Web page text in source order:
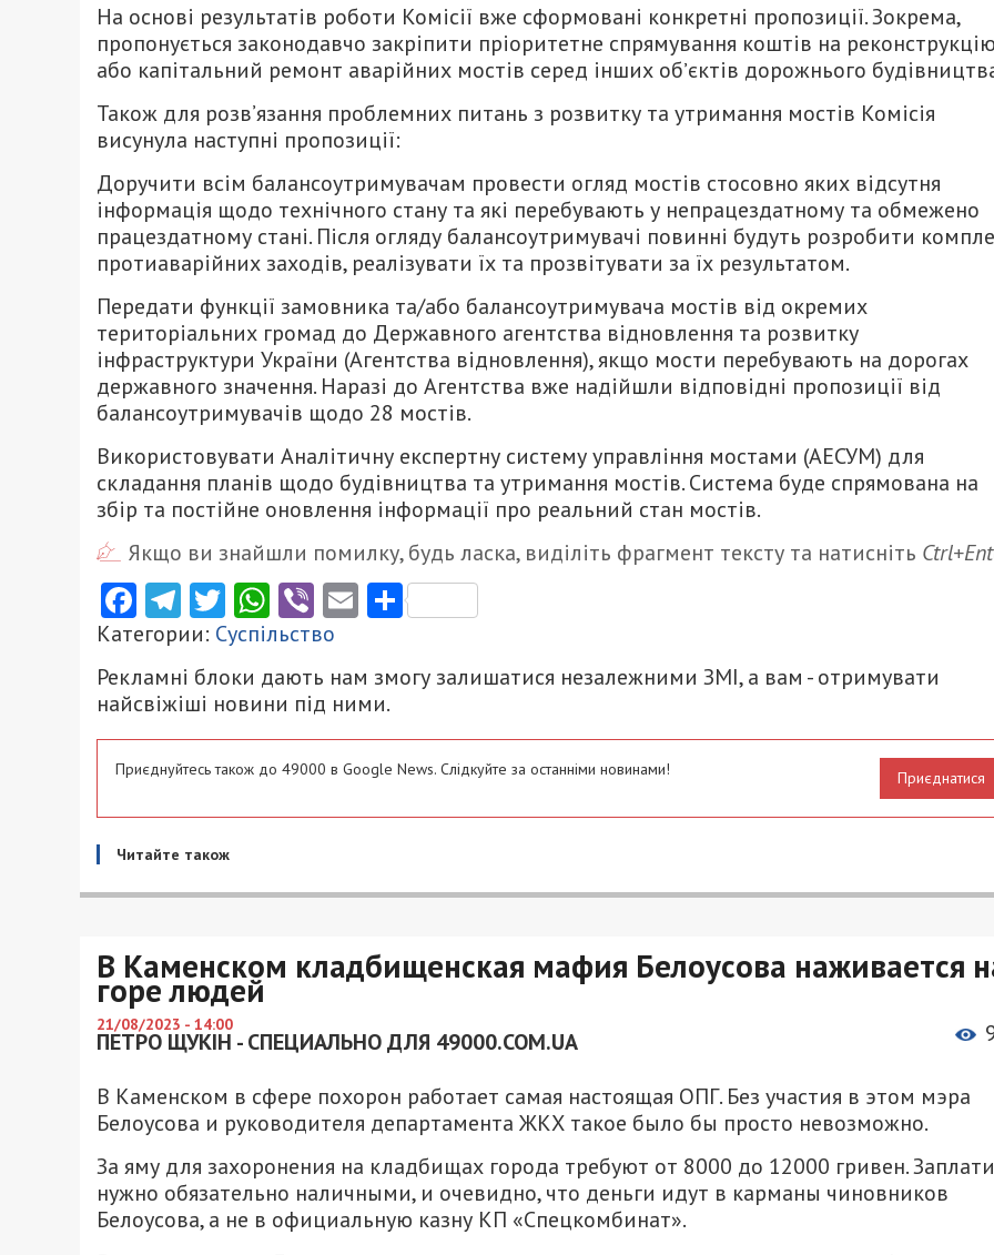
На основі результатів роботи Комісії вже сформовані конкретні пропозиції. Зокрема,
пропонується законодавчо закріпити пріоритетне спрямування коштів на реконструкцію
або капітальний ремонт аварійних мостів серед інших обʼєктів дорожнього
Також для розв’язання проблемних питань з розвитку та утримання мостів Комісія
висунула наступні пропозиції:
Доручити всім балансоутримувачам провести огляд мостів стосовно яких відсутня
інформація щодо технічного стану та які перебувають у непрацездатному та обмежено
працездатному стані. Після огляду балансоутримувачі повинні будуть розробити
протиаварійних заходів, реалізувати їх та прозвітувати за їх результатом.
Передати функції замовника та/або балансоутримувача мостів від окремих
територіальних громад до Державного агентства відновлення та розвитку
інфраструктури України (Агентства відновлення), якщо мости перебувають на дорогах
державного значення. Наразі до Агентства вже надійшли відповідні пропозиції від
балансоутримувачів щодо 28 мостів.
Використовувати Аналітичну експертну систему управління мостами (АЕСУМ) для
складання планів щодо будівництва та утримання мостів. Система буде спрямована на
збір та постійне оновлення інформації про реальний стан мостів.
Якщо ви знайшли помилку, будь ласка, виділіть фрагмент тексту та натисніть
Facebook
Telegram
Twitter
WhatsApp
ViberEmailПоділитися
Категории: Суспільство
Рекламні блоки дають нам змогу залишатися незалежними ЗМІ, а вам - отримувати
найсвіжіші новини під ними.
Приєднуйтесь також до 49000 в Google News. Слідкуйте за останніми новинами! Приєднатися
Читайте також
В Каменском кладбищенская мафия Белоусова наживается
горе людей
21/08/2023 - 14:00
ПЕТРО ЩУКІН - СПЕЦИАЛЬНО ДЛЯ 49000.COM.UA
В Каменском в сфере похорон работает самая настоящая ОПГ. Без участия в этом мэра
Белоусова и руководителя департамента ЖКХ такое было бы просто невозможно.
За яму для захоронения на кладбищах города требуют от 8000 до 12000 гривен.
нужно обязательно наличными, и очевидно, что деньги идут в карманы чиновников
Белоусова, а не в официальную казну КП «Спецкомбинат».